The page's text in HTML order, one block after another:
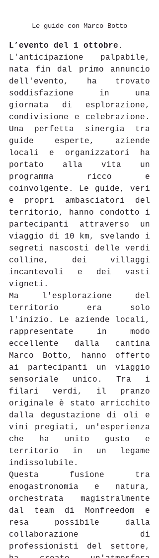
Le guide con Marco Botto
L’evento del 1 ottobre.
L'anticipazione palpabile,
nata fin dal primo annuncio
dell'evento, ha trovato
soddisfazione in una
giornata di esplorazione,
condivisione e celebrazione.
Una perfetta sinergia tra
guide esperte, aziende
locali e organizzatori ha
portato alla vita un
programma ricco e
coinvolgente. Le guide, veri
e propri ambasciatori del
territorio, hanno condotto i
partecipanti attraverso un
viaggio di 10 km, svelando i
segreti nascosti delle verdi
colline, dei villaggi
incantevoli e dei vasti
vigneti.
Ma l'esplorazione del
territorio era solo
l'inizio. Le aziende locali,
rappresentate in modo
eccellente dalla cantina
Marco Botto, hanno offerto
ai partecipanti un viaggio
sensoriale unico. Tra i
filari verdi, il pranzo
originale è stato arricchito
dalla degustazione di oli e
vini pregiati, un'esperienza
che ha unito gusto e
territorio in un legame
indissolubile.
Questa fusione tra
enogastronomia e natura,
orchestrata magistralmente
dal team di Monfreedom e
resa possibile dalla
collaborazione di
professionisti del settore,